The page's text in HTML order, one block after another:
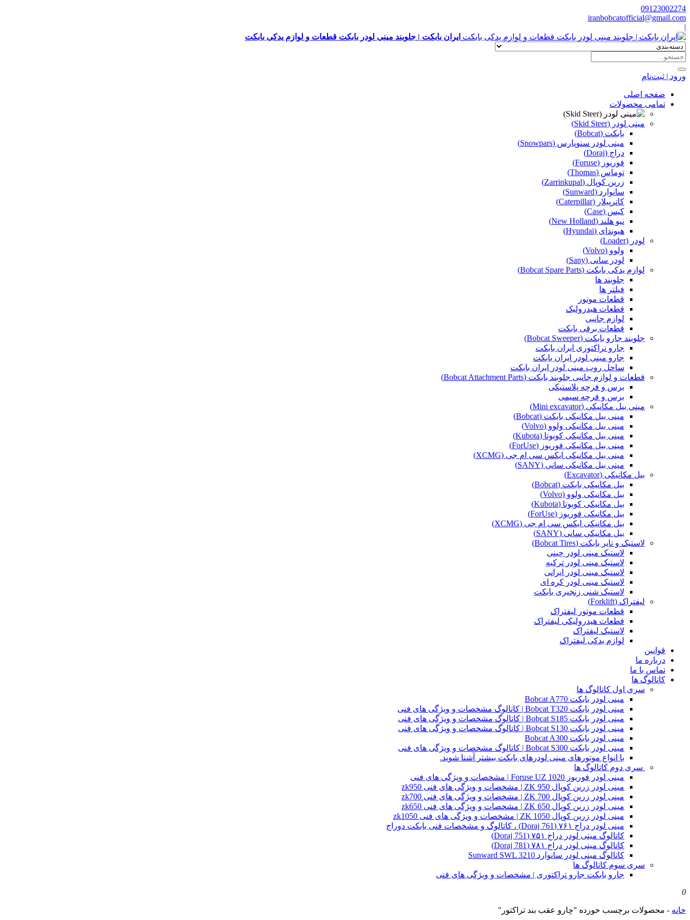
09123002274
iranbobcatofficial@gmail.com
|
ایران بابکت | جلوبند مینی لودر بابکت قطعات و لوازم یدکی بابکت
ورود | ثبت‌نام
صفحه اصلی
تمامی محصولات
مینی لودر (Skid Steer)
بابکت (Bobcat)
مینی لودر سنوپارس (Snowpars)
دراج (Doraj)
فوریوز (Foruse)
توماس (Thomas)
زرین کوپال (Zarrinkupal)
سانوارد (Sunward)
کاترپیلار (Caterpillar)
کیس (Case)
نیو هلند (New Holland)
هیوندای (Hyundai)
لودر (Loader)
ولوو (Volvo)
لودر سانی (Sany)
لوازم یدکی بابکت (Bobcat Spare Parts)
جلوبند ها
فیلتر ها
قطعات موتور
قطعات هیدرولیک
لوازم جانبی
قطعات برقی بابکت
جلوبند جارو بابکت (Bobcat Sweeper)
جارو تراکتوری ایران بابکت
جارو مینی لودر ایران بابکت
ساحل روب مینی لودر ایران بابکت
قطعات و لوازم جانبی جلوبند بابکت (Bobcat Attachment Parts)
برس و فرچه پلاستیکی
برس و فرچه سیمی
مینی بیل مکانیکی (Mini excavator)
مینی بیل مکانیکی بابکت (Bobcat)
مینی بیل مکانیکی ولوو (Volvo)
مینی بیل مکانیکی کوبوتا (Kubota)
مینی بیل مکانیکی فوریوز (ForUse)
مینی بیل مکانیکی ایکس سی ام جی (XCMG)
مینی بیل مکانیکی سانی (SANY)
بیل مکانیکی (Excavator)
بیل مکانیکی بابکت (Bobcat)
بیل مکانیکی ولوو (Volvo)
بیل مکانیکی کوبوتا (Kubota)
بیل مکانیکی فوریوز (ForUse)
بیل مکانیکی ایکس سی ام جی (XCMG)
بیل مکانیکی سانی (SANY)
لاستیک و تایر بابکت (Bobcat Tires)
لاستیک مینی لودر چینی
لاستیک مینی لودر ترکیه
لاستیک مینی لودر ایرانی
لاستیک مینی لودر کره ای
لاستیک شنی زنجیری بابکت
لیفتراک (Forklift)
قطعات موتور لیفتراک
قطعات هیدرولیکی لیفتراک
لاستیک لیفتراک
لوازم یدکی لیفتراک
قوانین
درباره ما
تماس با ما
کاتالوگ ها
سری اول کاتالوگ ها
مینی لودر بابکت Bobcat A770
مینی لودر بابکت Bobcat T320 | کاتالوگ مشخصات و ویژگی های فنی
مینی لودر بابکت Bobcat S185 | کاتالوگ مشخصات و ویژگی های فنی
مینی لودر بابکت Bobcat S130 | کاتالوگ مشخصات و ویژگی های فنی
مینی لودر بابکت Bobcat A300
مینی لودر بابکت Bobcat S300 | کاتالوگ مشخصات و ویژگی های فنی
با انواع موتورهای مینی لودرهای بابکت بیشتر آشنا شوید.
سری دوم کاتالوگ ها
مینی لودر فوریوز Foruse UZ 1020 | مشخصات و ویژگی های فنی
مینی لودر زرین کوپال ZK 950 | مشخصات و ویژگی های فنی zk950
مینی لودر زرین کوپال ZK 700 | مشخصات و ویژگی های فنی zk700
مینی لودر زرین کوپال ZK 650 | مشخصات و ویژگی های فنی zk650
مینی لودر زرین کوپال ZK 1050 | مشخصات و ویژگی های فنی zk1050
مینی لودر دراج ۷۶۱ (Doraj 761) ، کاتالوگ و مشخصات فنی بابکت دوراج
کاتالوگ مینی لودر دراج ۷۵۱ (Doraj 751)
کاتالوگ مینی لودر دراج ۷۸۱ (Doraj 781)
کاتالوگ مینی لودر سانوارد Sunward SWL 3210
سری سوم کاتالوگ ها
جارو بابکت جارو تراکتوری | مشخصات و ویژگی های فنی
0
خانه - محصولات برچسب خورده "چارو عقب بند تراکتور"